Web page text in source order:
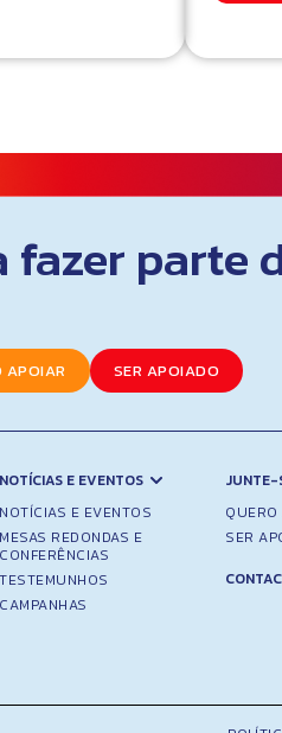
fazer parte
APOIAR SER APOIADO
NOTÍCIAS E EVENTOS
NOTÍCIAS E EVENTOS
MESAS REDONDAS E
CONFERÊNCIAS
TESTEMUNHOS
CAMPANHAS
JUNTE-
SER